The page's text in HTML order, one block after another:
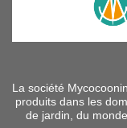
La société
produits dans les
de jardin, du